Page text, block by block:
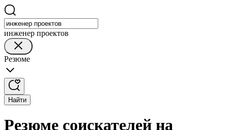
инженер проектов
Резюме
Найти
Резюме соискателей на